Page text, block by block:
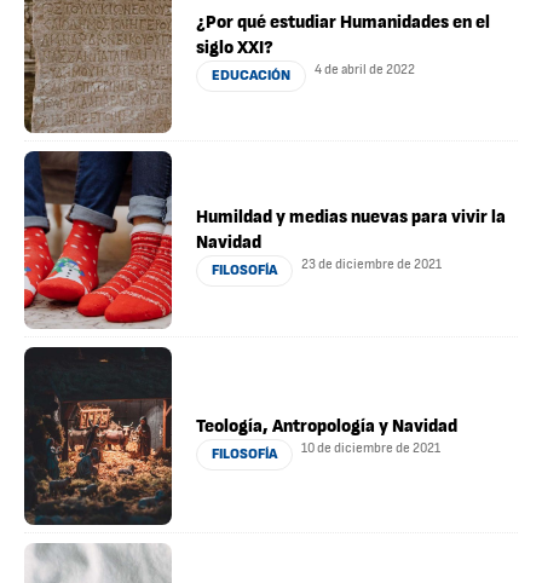
¿Por qué estudiar Humanidades en el
siglo XXI?
EDUCACIÓN 4 de abril de 2022
Humildad y medias nuevas para vivir la
Navidad
FILOSOFÍA 23 de diciembre de 2021
Teología, Antropología y Navidad
FILOSOFÍA 10 de diciembre de 2021